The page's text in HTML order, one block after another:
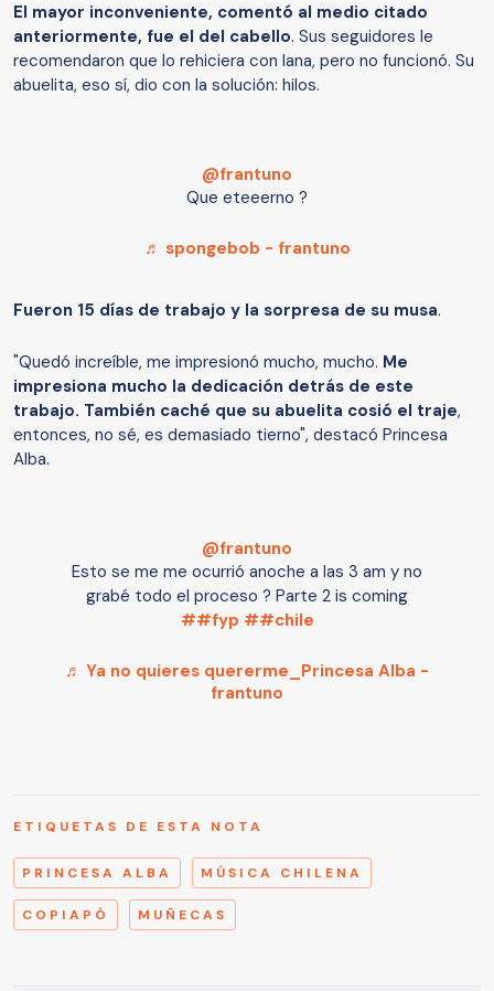
El mayor inconveniente, comentó al medio citado
anteriormente, fue el del cabello. Sus seguidores le
recomendaron que lo rehiciera con lana, pero no funcionó. Su
abuelita, eso sí, dio con la solución: hilos.
@frantuno
Que eteeerno ?
♬ spongebob - frantuno
Fueron 15 días de trabajo y la sorpresa de su musa.
"Quedó increíble, me impresionó mucho, mucho. Me
impresiona mucho la dedicación detrás de este
trabajo. También caché que su abuelita cosió el traje,
entonces, no sé, es demasiado tierno", destacó Princesa
Alba.
@frantuno
Esto se me me ocurrió anoche a las 3 am y no
grabé todo el proceso ? Parte 2 is coming
##fyp ##chile
♬ Ya no quieres quererme_Princesa Alba -
frantuno
ETIQUETAS DE ESTA NOTA
PRINCESA ALBA MÚSICA CHILENA
COPIAPÓ MUÑECAS